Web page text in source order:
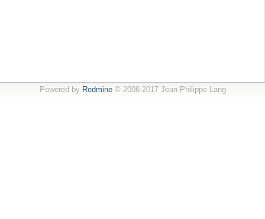
Powered by Redmine© 2006-2017 Jean-Philippe Lang